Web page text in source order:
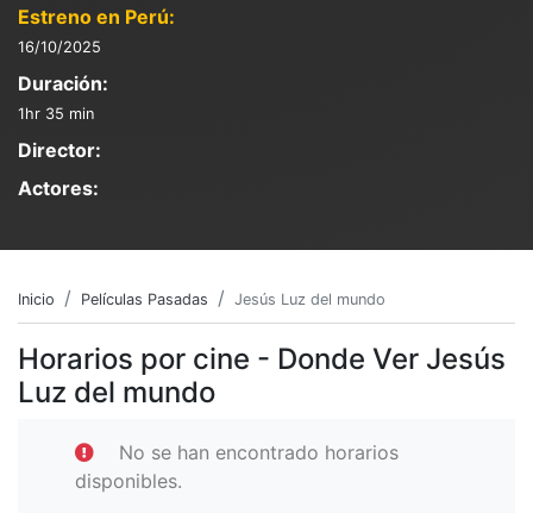
Estreno en Perú:
16/10/2025
Duración:
1hr 35 min
Director:
Actores:
Inicio Películas Pasadas Jesús Luz del mundo
Horarios por cine - Donde Ver Jesús
Luz del mundo
No se han encontrado horarios
disponibles.